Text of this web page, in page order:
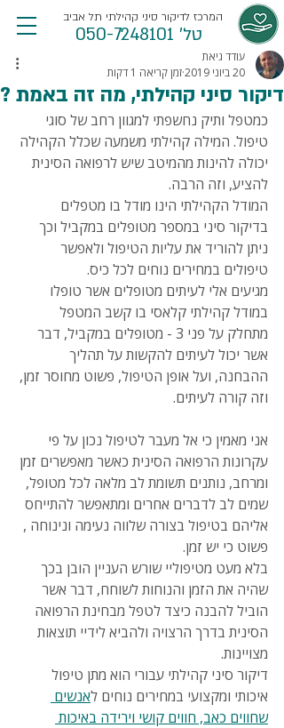
טל' 050-7248101
המרכז לדיקור סיני קהילתי תל אביב
דיקור סיני קהילתי, מה זה באמת ?
עודד גיאת
20 ביוני 2019
זמן קריאה 1 דקות
כמטפל ותיק נחשפתי למגוון רחב של סוגי
טיפול. המילה קהילתי משמעה שכלל הקהילה
יכולה להינות מהמיטב שיש לרפואה הסינית
להציע, וזה הרבה.
המודל הקהילתי הינו מודל בו מטפלים
בדיקור סיני במספר מטופלים במקביל וכך
ניתן להוריד את עליות הטיפול ולאפשר
טיפולים במחירים נוחים לכל כיס.
מגיעים אלי לעיתים מטופלים אשר טופלו
במודל קהילתי קלאסי בו קשב המטפל
מתחלק על פני 3 - מטופלים במקביל, דבר
אשר יכול לעיתים להקשות על תהליך
ההבחנה, ועל אופן הטיפול, פשוט מחוסר זמן,
וזה קורה לעיתים.
אני מאמין כי אל מעבר לטיפול נכון על פי
עקרונות הרפואה הסינית כאשר מאפשרים זמן
ומרחב, נותנים תשומת לב מלאה לכל מטופל,
שמים לב לדברים אחרים ומתאפשר להתייחס
אליהם בטיפול בצורה שלווה נעימה ונינוחה ,
פשוט כי יש זמן.
בלא מעט מטיפוליי שורש העניין הובן בכך
שהיה את הזמן והנוחות לשוחח, דבר אשר
הוביל להבנה כיצד לטפל מבחינת הרפואה
הסינית בדרך הרצויה ולהביא לידיי תוצאות
מצויינות.
דיקור סיני קהילתי עבורי הוא מתן טיפול
איכותי ומקצועי במחירים נוחים לאנשים
שחווים כאב, חווים קושי וירידה באיכות